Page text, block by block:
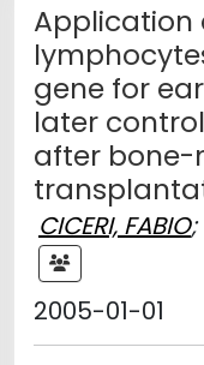
Application
gene for
later
after
CICERI, FABIO;
2005-01-01